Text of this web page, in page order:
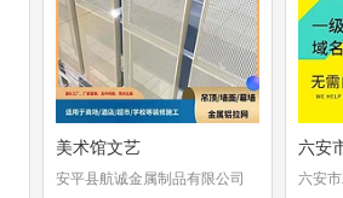
美术馆文艺
安平县航诚金属制品有限公司
六安
六安